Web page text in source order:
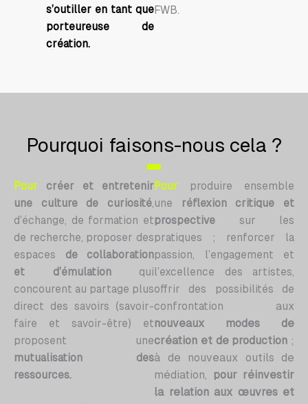
s’outiller en tant que
porteureuse de
création.
FWB.
Pourquoi faisons-nous cela ?
Pour créer et entretenir
une culture de curiosité
d’échange, de formation et
de recherche, proposer des
espaces de collaboration
et d’émulationqui
concourent au partage plus
direct des savoirs (savoir-
faire et savoir-être) et
proposent une
mutualisation des
ressources.
Pour
produire ensemble
une
réflexion critique et
prospective sur les
pratiques ; renforcer la
passion, l’engagement et
l’excellence des artistes,
offrir des possibilités de
confrontation aux
nouveaux modes de
création et de production ;
à de nouveaux outils de
médiation,
pour réinvestir
la relation aux œuvres et